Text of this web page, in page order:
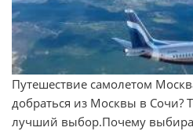
Путешествие самолетом
добраться из Москвы в Сочи?
лучший выбор.Почему